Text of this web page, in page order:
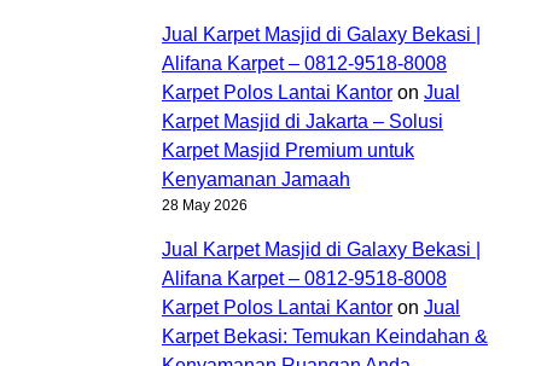
Jual Karpet Masjid di Galaxy Bekasi |
Alifana Karpet – 0812-9518-8008
Karpet Polos Lantai Kantor on Jual
Karpet Masjid di Jakarta – Solusi
Karpet Masjid Premium untuk
Kenyamanan Jamaah
28 May 2026
Jual Karpet Masjid di Galaxy Bekasi |
Alifana Karpet – 0812-9518-8008
Karpet Polos Lantai Kantor on Jual
Karpet Bekasi: Temukan Keindahan &